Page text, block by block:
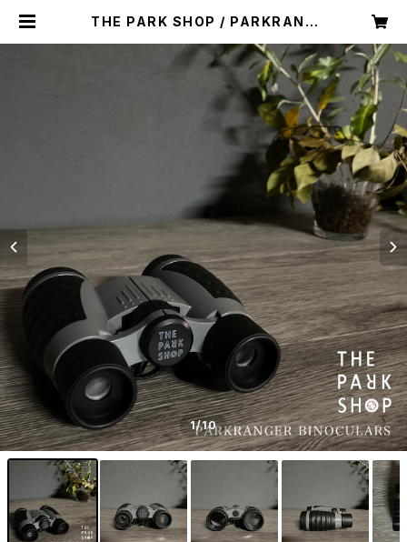
THE PARK SHOP / PARKRANG
0mmガリレオ式双眼鏡 | searchli
ght
1/10